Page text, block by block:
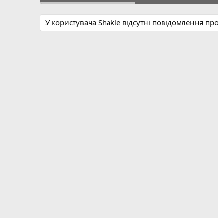
У користувача Shakle відсутні повідомлення